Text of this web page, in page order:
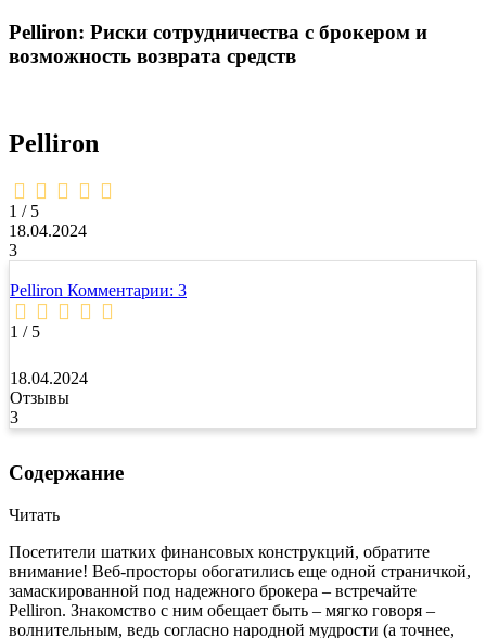
Pelliron: Риски сотрудничества с брокером и
возможность возврата средств
Pelliron
1,0
rating
1 / 5
18.04.2024
3
Pelliron Комментарии: 3
1 / 5
18.04.2024
Отзывы
3
Содержание
Читать
Посетители шатких финансовых конструкций, обратите
внимание! Веб-просторы обогатились еще одной страничкой,
замаскированной под надежного брокера – встречайте
Pelliron. Знакомство с ним обещает быть – мягко говоря –
волнительным, ведь согласно народной мудрости (а точнее,